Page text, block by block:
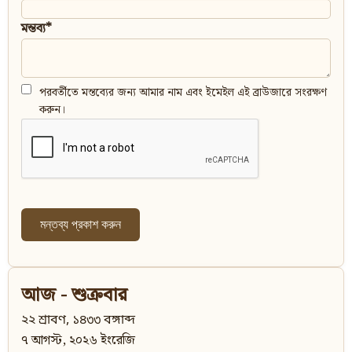
মন্তব্য*
পরবর্তীতে মন্তব্যের জন্য আমার নাম এবং ইমেইল এই ব্রাউজারে সংরক্ষণ
করুন।
আজ - শুক্রবার
২২ শ্রাবণ, ১৪৩৩ বঙ্গাব্দ
৭ আগস্ট, ২০২৬ ইংরেজি